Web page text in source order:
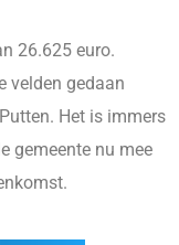
26.625 euro.
velden gedaan
Het is immers
gemeente nu mee